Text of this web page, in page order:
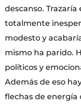
descanso.
totalmente
modesto y
mismo ha parido.
políticos y
Además de eso
flechas de energía